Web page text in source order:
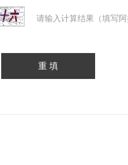
请输入计算结果（填写